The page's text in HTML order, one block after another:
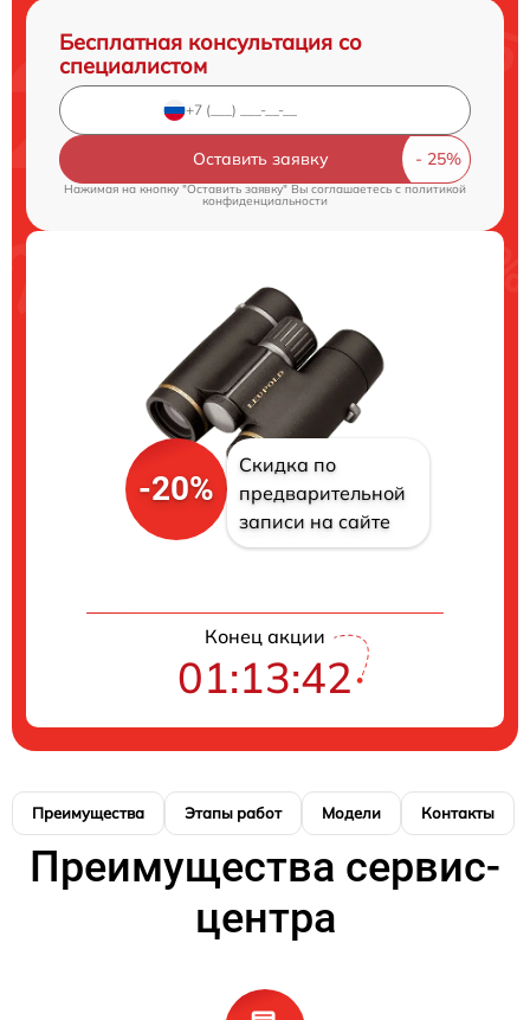
Бесплатная консультация со
специалистом
Оставить заявку
Нажимая на кнопку "Оставить заявку" Вы соглашаетесь cполитикой
конфиденциальности
-20%
Скидка по
предварительной
записи на сайте
Конец акции
01:13:41
Преимущества Этапы работ Модели Контакты
Преимущества сервис-
центра